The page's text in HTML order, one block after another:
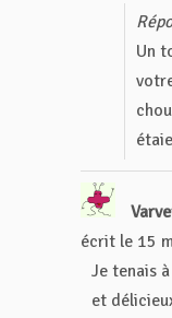
Un
écrit le 15
Je tenais
et